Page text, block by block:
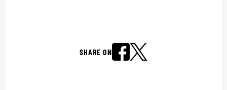
SHARE ON